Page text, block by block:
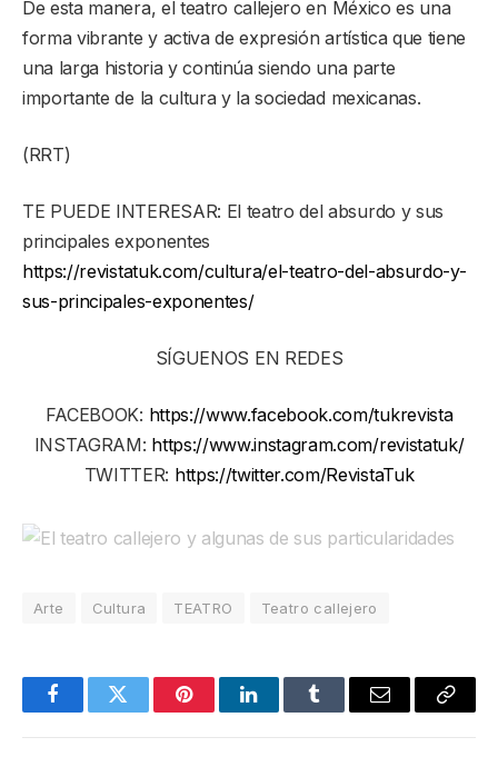
De esta manera, el teatro callejero en México es una
forma vibrante y activa de expresión artística que tiene
una larga historia y continúa siendo una parte
importante de la cultura y la sociedad mexicanas.
(RRT)
TE PUEDE INTERESAR: El teatro del absurdo y sus
principales exponentes
https://revistatuk.com/cultura/el-teatro-del-absurdo-y-
sus-principales-exponentes/
SÍGUENOS EN REDES
FACEBOOK: https://www.facebook.com/tukrevista
INSTAGRAM: https://www.instagram.com/revistatuk/
TWITTER: https://twitter.com/RevistaTuk
Arte Cultura TEATRO Teatro callejero
FacebookTwitter PinterestLinkedInTumblr Email
Copy